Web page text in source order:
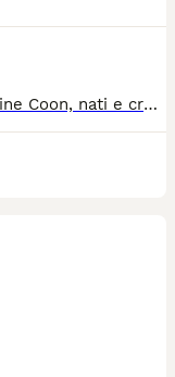
Disponibili 4 splendidi cucciolini di Maine Coon, nati e cresciuti in ambiente familiare. Quando: Cedibili da Fine luglio . Salute: Consegnati con libretto sanitario, sverminati e con primo vaccino. Genitori: Visibili in loco (cuccioli ceduti senza pedigree). Per informazioni, foto o prenotazioni, contattami in privato!